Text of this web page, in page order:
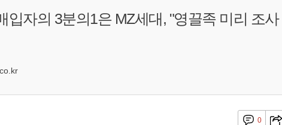
입자의 3분의1은 MZ세대, "영끌족 미리 조사
0